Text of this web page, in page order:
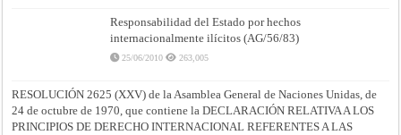
Responsabilidad del Estado por hechos
internacionalmente ilícitos (AG/56/83)
25/06/2010 263,005
RESOLUCIÓN 2625 (XXV) de la Asamblea General de Naciones Unidas, de
24 de octubre de 1970, que contiene la DECLARACIÓN RELATIVA A LOS
PRINCIPIOS DE DERECHO INTERNACIONAL REFERENTES A LAS